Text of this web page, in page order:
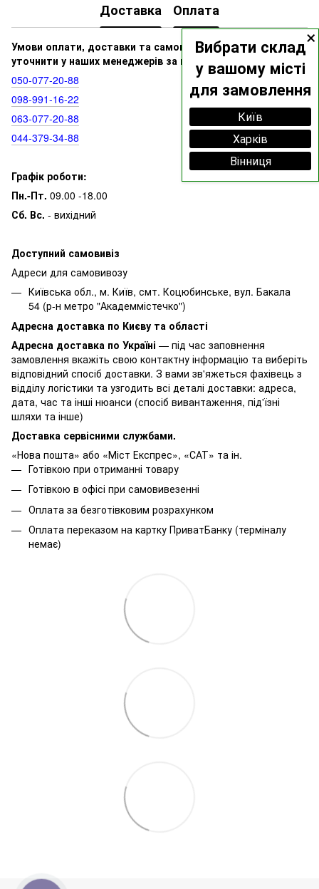
×
Вибрати склад
у вашому місті
для замовлення
Київ
Харків
Вінниця
Доставка Оплата
Умови оплати, доставки та самовивозу ви можете
уточнити у наших менеджерів за номерами:
050‑077‑20‑88
098‑991‑16‑22
063‑077‑20‑88
044‑379‑34‑88
Графік роботи:
Пн.-Пт. 09.00 -18.00
Сб. Вс. - вихідний
Доступний самовивіз
Адреси для самовивозу
Київська обл., м. Київ, смт. Коцюбинське, вул. Бакала
54 (р-н метро "Академмістечко")
Адресна доставка по Києву та області
Адресна доставка по Україні — під час заповнення
замовлення вкажіть свою контактну інформацію та виберіть
відповідний спосіб доставки. З вами зв'яжеться фахівець з
відділу логістики та узгодить всі деталі доставки: адреса,
дата, час та інші нюанси (спосіб вивантаження, під'їзні
шляхи та інше)
Доставка сервісними службами.
«Нова пошта» або «Міст Експрес», «САТ» та ін.
Готівкою при отриманні товару
Готівкою в офісі при самовивезенні
Оплата за безготівковим розрахунком
Оплата переказом на картку ПриватБанку (терміналу
немає)